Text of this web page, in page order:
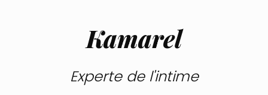
Kamarel
Experte de l'intime